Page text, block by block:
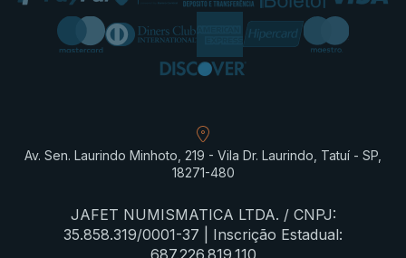
Av. Sen. Laurindo Minhoto, 219 - Vila Dr. Laurindo, Tatuí - SP,
18271-480
JAFET NUMISMATICA LTDA. / CNPJ:
35.858.319/0001-37 | Inscrição Estadual:
687.226.819.110